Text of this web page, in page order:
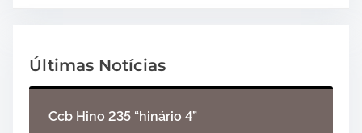
Últimas Notícias
Ccb Hino 235 “hinário 4”